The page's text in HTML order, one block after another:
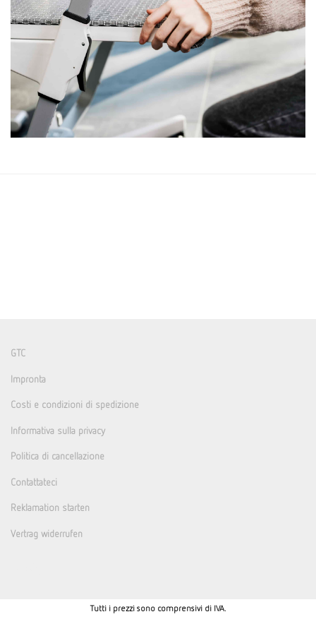
GTC
Impronta
Costi e condizioni di spedizione
Informativa sulla privacy
Politica di cancellazione
Contattateci
Reklamation starten
Vertrag widerrufen
Tutti i prezzi sono comprensivi di IVA.